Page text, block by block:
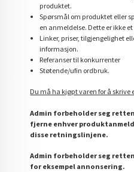
produktet.
Spørsmål om produktet eller
en anmeldelse. Dette er ikke
Linker, priser, tilgjengelighet
informasjon.
Referanser til konkurrenter
Støtende/ufin ordbruk.
Du må ha kjøpt varen for å skrive
Admin forbeholder seg
fjerne enhver
disse retningslinjene.
Admin forbeholder seg
for eksempel annonsering.